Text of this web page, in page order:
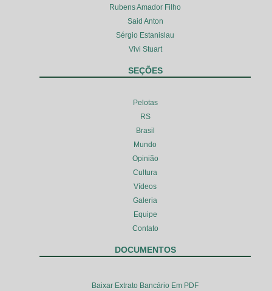
Rubens Amador Filho
Said Anton
Sérgio Estanislau
Vivi Stuart
SEÇÕES
Pelotas
RS
Brasil
Mundo
Opinião
Cultura
Vídeos
Galeria
Equipe
Contato
DOCUMENTOS
Baixar Extrato Bancário Em PDF